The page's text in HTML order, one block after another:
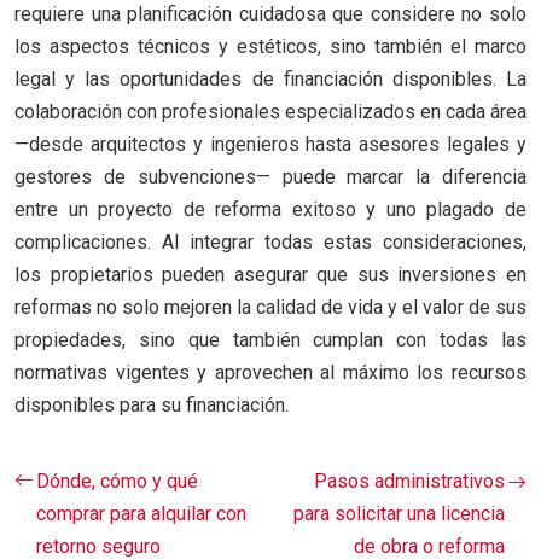
requiere una planificación cuidadosa que considere no solo
los aspectos técnicos y estéticos, sino también el marco
legal y las oportunidades de financiación disponibles. La
colaboración con profesionales especializados en cada área
—desde arquitectos y ingenieros hasta asesores legales y
gestores de subvenciones— puede marcar la diferencia
entre un proyecto de reforma exitoso y uno plagado de
complicaciones. Al integrar todas estas consideraciones,
los propietarios pueden asegurar que sus inversiones en
reformas no solo mejoren la calidad de vida y el valor de sus
propiedades, sino que también cumplan con todas las
normativas vigentes y aprovechen al máximo los recursos
disponibles para su financiación.
Dónde, cómo y qué
comprar para alquilar con
retorno seguro
Pasos administrativos
para solicitar una licencia
de obra o reforma